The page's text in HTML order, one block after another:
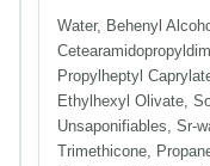
Water, Behenyl
Propylheptyl
Ethylhexyl Olivate,
Unsaponifiables, Sr-
Trimethicone,